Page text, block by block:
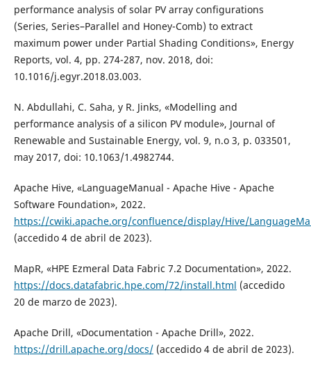
performance analysis of solar PV array configurations
(Series, Series–Parallel and Honey-Comb) to extract
maximum power under Partial Shading Conditions», Energy
Reports, vol. 4, pp. 274-287, nov. 2018, doi:
10.1016/j.egyr.2018.03.003.
N. Abdullahi, C. Saha, y R. Jinks, «Modelling and
performance analysis of a silicon PV module», Journal of
Renewable and Sustainable Energy, vol. 9, n.o 3, p. 033501,
may 2017, doi: 10.1063/1.4982744.
Apache Hive, «LanguageManual - Apache Hive - Apache
Software Foundation», 2022.
https://cwiki.apache.org/confluence/display/Hive/
(accedido 4 de abril de 2023).
MapR, «HPE Ezmeral Data Fabric 7.2 Documentation», 2022.
https://docs.datafabric.hpe.com/72/install.html (accedido
20 de marzo de 2023).
Apache Drill, «Documentation - Apache Drill», 2022.
https://drill.apache.org/docs/(accedido 4 de abril de 2023).